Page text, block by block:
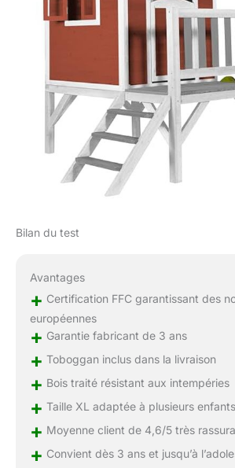
Bilan du test
Avantages
+ Certification FFC garantissant des
européennes
+ Garantie fabricant de 3 ans
+ Toboggan inclus dans la livraison
+ Bois traité résistant aux intempéries
+ Taille XL adaptée à plusieurs
+ Moyenne client de 4,6/5 très
+ Convient dès 3 ans et jusqu’à